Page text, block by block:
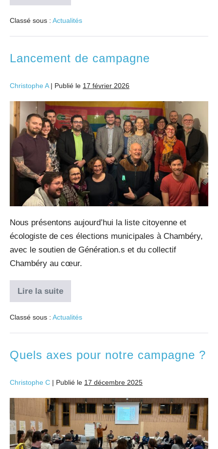
Classé sous : Actualités
Lancement de campagne
Christophe A| Publié le 17 février 2026
Nous présentons aujourd’hui la liste citoyenne et
écologiste de ces élections municipales à Chambéry,
avec le soutien de Génération.s et du collectif
Chambéry au cœur.
Lire la suite
Classé sous : Actualités
Quels axes pour notre campagne ?
Christophe C | Publié le 17 décembre 2025